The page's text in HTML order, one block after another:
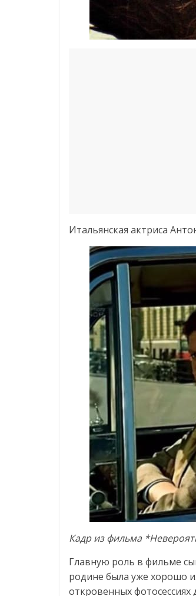
Итальянская актриса
Кадр из фильма
Главную роль в фильме
родине была уже хорошо
откровенных